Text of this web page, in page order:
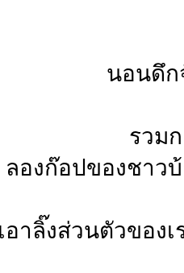
นอนดึก
รวม
ลองก๊อปของชาว
เอาลิ๊งส่วนตัวของ